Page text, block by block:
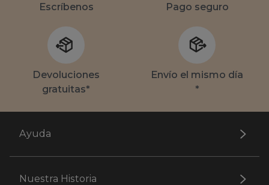
Escríbenos Pago seguro
Devoluciones
gratuitas*
Envío el mismo día
*
Ayuda
Nuestra Historia